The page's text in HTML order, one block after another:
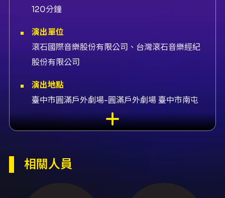
120分鐘
演出單位
滾石國際音樂股份有限公司、台灣滾石音樂經紀
股份有限公司
演出地點
臺中市圓滿戶外劇場-圓滿戶外劇場 臺中市南屯
區文心路一段289號
相關人員